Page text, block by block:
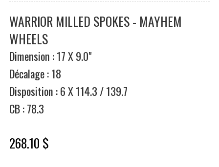
WARRIOR MILLED SPOKES - MAYHEM
WHEELS
Dimension : 17 X 9.0"
Décalage : 18
Disposition : 6 X 114.3 / 139.7
CB : 78.3
268.10 $